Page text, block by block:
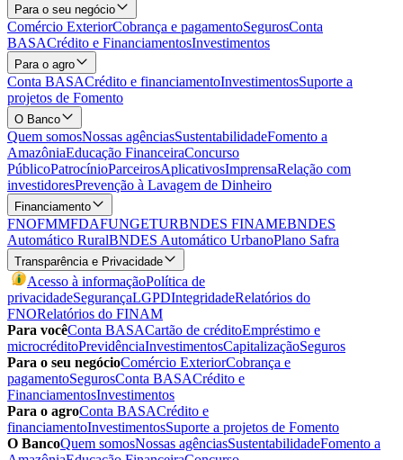
Para o seu negócio
Comércio ExteriorCobrança e pagamentoSegurosConta
BASACrédito e FinanciamentosInvestimentos
Para o agro
Conta BASACrédito e financiamentoInvestimentosSuporte a
projetos de Fomento
O Banco
Quem somosNossas agênciasSustentabilidadeFomento a
AmazôniaEducação FinanceiraConcurso
PúblicoPatrocínioParceirosAplicativosImprensaRelação com
investidoresPrevenção à Lavagem de Dinheiro
Financiamento
FNOFMMFDAFUNGETURBNDES FINAMEBNDES
Automático RuralBNDES Automático UrbanoPlano Safra
Transparência e Privacidade
Acesso à informaçãoPolítica de
privacidadeSegurançaLGPDIntegridadeRelatórios do
FNORelatórios do FINAM
Para vocêConta BASACartão de créditoEmpréstimo e
microcréditoPrevidênciaInvestimentosCapitalizaçãoSeguros
Para o seu negócioComércio ExteriorCobrança e
pagamentoSegurosConta BASACrédito e
FinanciamentosInvestimentos
Para o agroConta BASACrédito e
financiamentoInvestimentosSuporte a projetos de Fomento
O BancoQuem somosNossas agênciasSustentabilidadeFomento a